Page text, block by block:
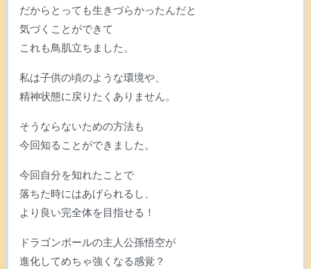
だからとっても生きづらかったんだと
気づくことができて
これも鳥肌立ちました。
私は子供の頃のような環境や、
精神状態に戻りたくありません。
そうならないための方法も
今回知ることができました。
今回自分を知れたことで
落ちた時にはあげられるし、
より良い完全体を目指せる！
ドラゴンボールの主人公孫悟空が
進化してめちゃ強くなる感覚？